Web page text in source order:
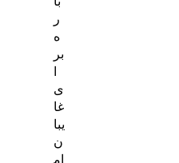
ر
ه
بر
ا
ی
غا
یبا
ن
ام